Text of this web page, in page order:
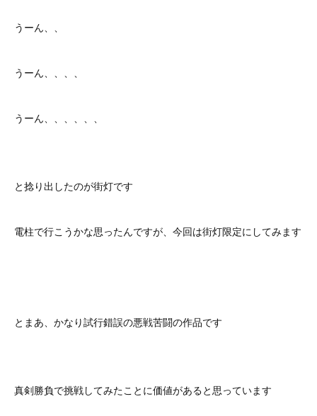
うーん、、
うーん、、、、
うーん、、、、、、
と捻り出したのが街灯です
電柱で行こうかな思ったんですが、今回は街灯限定にしてみます
とまあ、かなり試行錯誤の悪戦苦闘の作品です
真剣勝負で挑戦してみたことに価値があると思っています